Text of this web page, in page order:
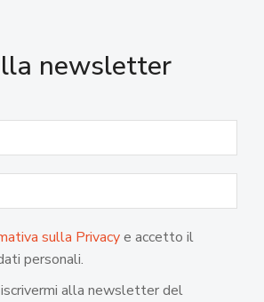
newsletter
sulla Privacye accetto il
personali.
alla newsletter del